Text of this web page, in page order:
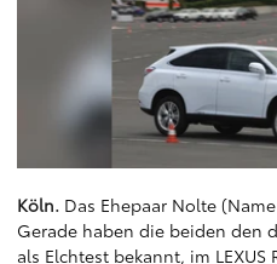
Köln. Das Ehepaar Nolte
Gerade haben die beiden den
als Elchtest bekannt, im